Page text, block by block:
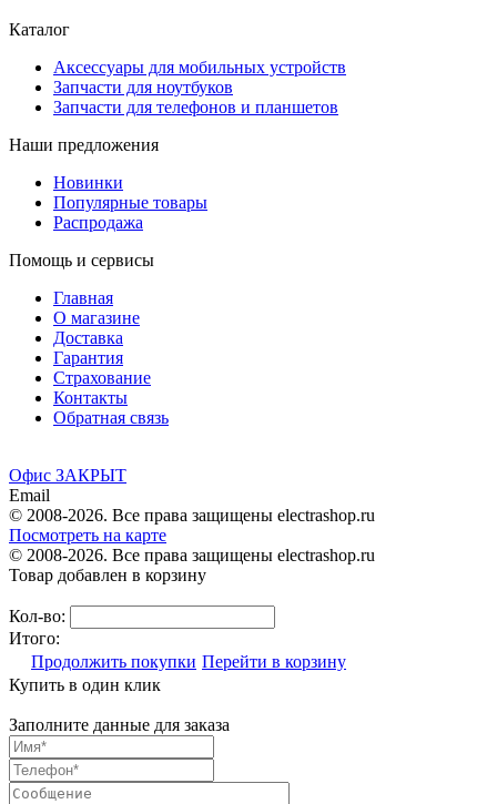
Каталог
Аксессуары для мобильных устройств
Запчасти для ноутбуков
Запчасти для телефонов и планшетов
Наши предложения
Новинки
Популярные товары
Распродажа
Помощь и сервисы
Главная
О магазине
Доставка
Гарантия
Страхование
Контакты
Обратная связь
Офис ЗАКРЫТ
Email
© 2008-2026. Все права защищены electrashop.ru
Посмотреть на карте
© 2008-2026. Все права защищены electrashop.ru
Товар добавлен в корзину
Кол-во:
Итого:
Продолжить покупки Перейти в корзину
Купить в один клик
Заполните данные для заказа